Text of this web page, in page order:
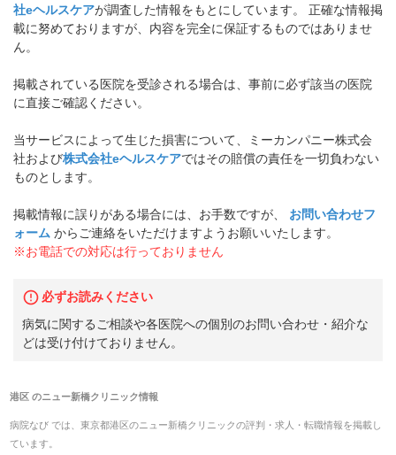
社eヘルスケアが調査した情報をもとにしています。 正確な情報掲
載に努めておりますが、内容を完全に保証するものではありませ
ん。
掲載されている医院を受診される場合は、事前に必ず該当の医院
に直接ご確認ください。
当サービスによって生じた損害について、ミーカンパニー株式会
社および株式会社eヘルスケアではその賠償の責任を一切負わない
ものとします。
掲載情報に誤りがある場合には、お手数ですが、
お問い合わせフ
ォーム からご連絡をいただけますようお願いいたします。
※お電話での対応は行っておりません
必ずお読みください
病気に関するご相談や各医院への個別のお問い合わせ・紹介な
どは受け付けておりません。
港区のニュー新橋クリニック情報
病院なび では、 東京都港区のニュー新橋クリニックの評判・求人・転職情報を掲載し
ています。